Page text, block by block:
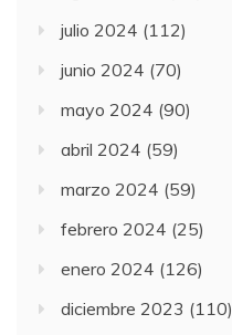
julio 2024 (112)
junio 2024 (70)
mayo 2024 (90)
abril 2024 (59)
marzo 2024 (59)
febrero 2024 (25)
enero 2024 (126)
diciembre 2023 (110)